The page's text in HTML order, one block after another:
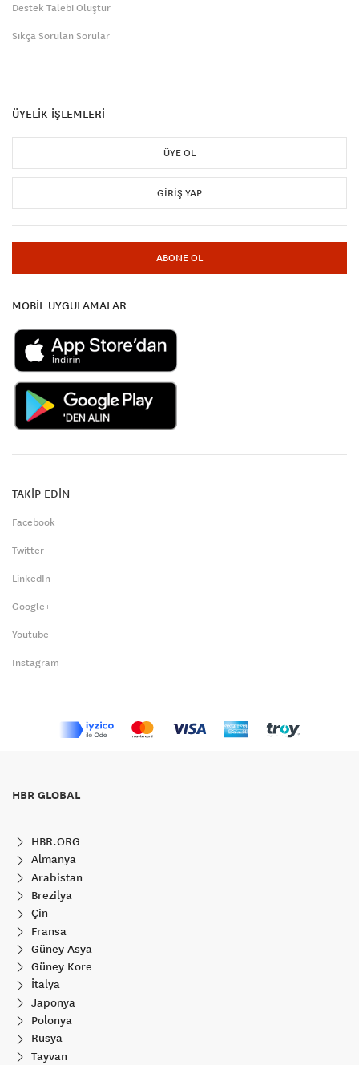
Destek Talebi Oluştur
Sıkça Sorulan Sorular
ÜYELİK İŞLEMLERİ
ÜYE OL
GIRIŞ YAP
ABONE OL
MOBİL UYGULAMALAR
TAKİP EDİN
Facebook
Twitter
LinkedIn
Google+
Youtube
Instagram
HBR GLOBAL
HBR.ORG
Almanya
Arabistan
Brezilya
Çin
Fransa
Güney Asya
Güney Kore
İtalya
Japonya
Polonya
Rusya
Tayvan